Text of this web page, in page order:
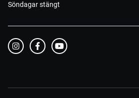
Söndagar stängt